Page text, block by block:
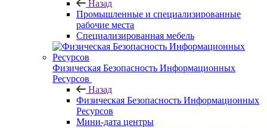
Назад
Промышленные и специализированные
рабочие места
Специализированная мебель
Физическая Безопасность Информационных
Ресурсов
Назад
Физическая Безопасность Информационных
Ресурсов
Мини-дата центры